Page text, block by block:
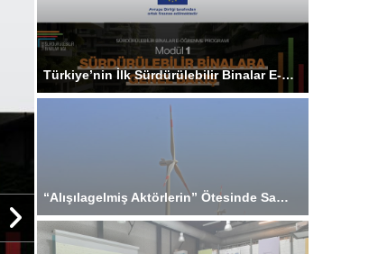
Türkiye’nin İlk Sürdürülebilir Binalar E-Öğrenme Programı Hayata Geçti!
“Alışılagelmiş Aktörlerin” Ötesinde Sağlanan 102 Milyar ABD Dolarlık İklim Finansmanı, Giderek Güçlenen Çok Kutuplu Bir Gerçekliğe İşaret Ediyor